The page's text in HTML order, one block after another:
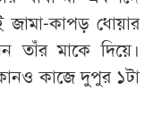
জামা-কাপড় ধোয়ার
তাঁর মাকে দিয়ে।
কাজে দুপুর ১টা